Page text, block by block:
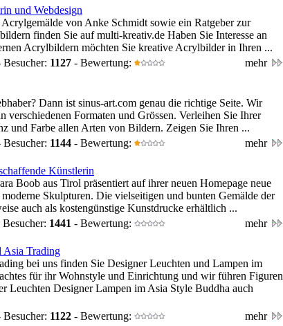
und Webdesign
von Anke Schmidt sowie ein Ratgeber zur
finden Sie auf multi-kreativ.de Haben Sie Interesse an
Acrylbildern möchten Sie kreative Acrylbilder in Ihren ...
Besucher: 1127 - Bewertung: mehr
Dann ist sinus-art.com genau die richtige Seite. Wir
verschiedenen Formaten und Grössen. Verleihen Sie Ihrer
und Farbe allen Arten von Bildern. Zeigen Sie Ihren ...
Besucher: 1144 - Bewertung: mehr
Künstlerin
Boob aus Tirol präsentiert auf ihrer neuen Homepage neue
Skulpturen. Die vielseitigen und bunten Gemälde der
auch als kostengünstige Kunstdrucke erhältlich ...
Besucher: 1441 - Bewertung: mehr
Asia Trading
bei uns finden Sie Designer Leuchten und Lampen im
für ihr Wohnstyle und Einrichtung und wir führen Figuren
Leuchten Designer Lampen im Asia Style Buddha auch
Besucher: 1122 - Bewertung: mehr